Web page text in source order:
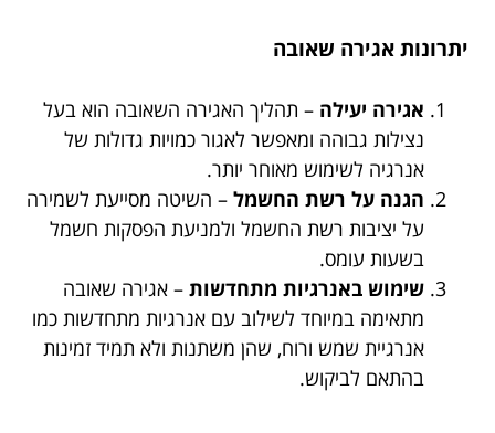
יתרונות אגירה שאובה
אגירה יעילה – תהליך האגירה השאובה הוא בעל
נצילות גבוהה ומאפשר לאגור כמויות גדולות של
אנרגיה לשימוש מאוחר יותר.
הגנה על רשת החשמל – השיטה מסייעת לשמירה
על יציבות רשת החשמל ולמניעת הפסקות חשמל
בשעות עומס.
שימוש באנרגיות מתחדשות – אגירה שאובה
מתאימה במיוחד לשילוב עם אנרגיות מתחדשות כמו
אנרגיית שמש ורוח, שהן משתנות ולא תמיד זמינות
בהתאם לביקוש.